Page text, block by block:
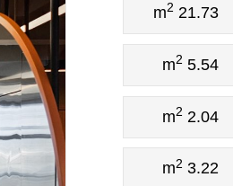
21.73 m
2
5.54 m
2
2.04 m
2
3.22 m
2